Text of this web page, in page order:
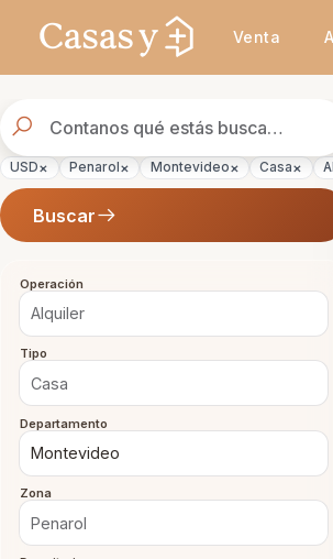
Venta
de
propiedades
USD× Penarol × Montevideo× Casa×
Buscar
Operación
Tipo
Departamento
Zona